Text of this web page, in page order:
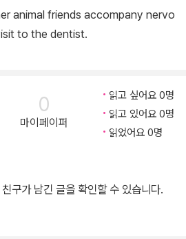
animal friends accompany nervo
to the dentist.
0
마이페이퍼
읽고 싶어요 0명
읽고 있어요 0명
읽었어요 0명
구가 남긴 글을 확인할 수 있습니다.